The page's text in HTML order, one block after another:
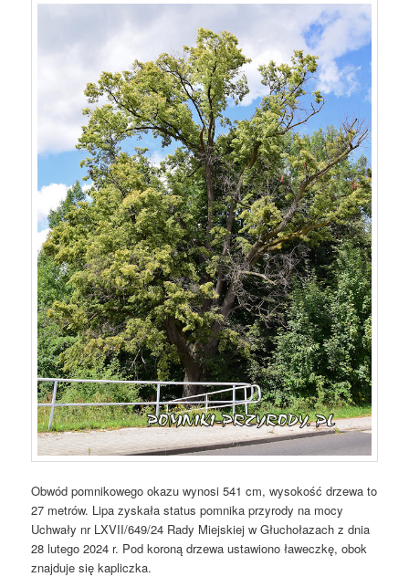
Obwód pomnikowego okazu wynosi 541 cm, wysokość drzewa to
27 metrów. Lipa zyskała status pomnika przyrody na mocy
Uchwały nr LXVII/649/24 Rady Miejskiej w Głuchołazach z dnia
28 lutego 2024 r. Pod koroną drzewa ustawiono ławeczkę, obok
znajduje się kapliczka.